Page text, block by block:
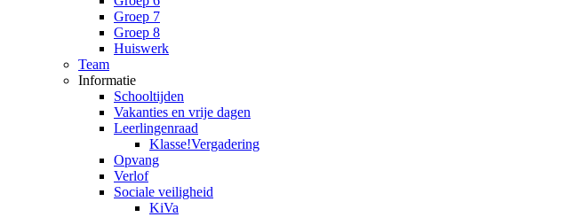
Groep 7
Groep 8
Huiswerk
Team
Informatie
Schooltijden
Vakanties en vrije dagen
Leerlingenraad
Klasse!Vergadering
Opvang
Verlof
Sociale veiligheid
KiVa